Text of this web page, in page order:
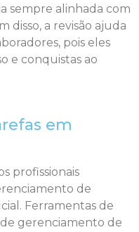
sempre alinhada com
disso, a revisão ajuda
pois eles
e conquistas ao
em
profissionais
de
Ferramentas de
gerenciamento de